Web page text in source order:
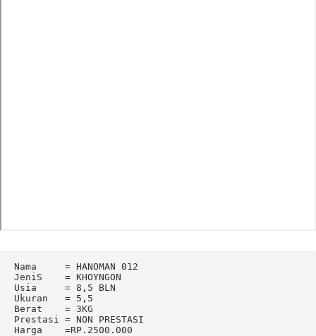
Nama     = HANOMAN 012
JeniS    = KHOYNGON
Usia     = 8,5 BLN
Ukuran   = 5,5
Berat    = 3KG
Prestasi = NON PRESTASI
Harga    =RP.2500.000